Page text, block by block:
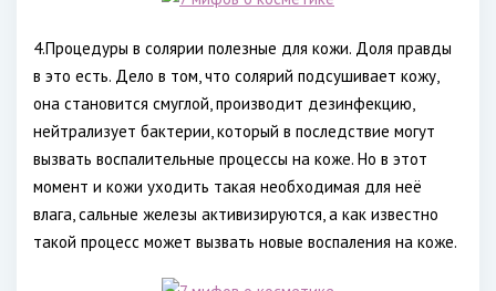
4.Процедуры в солярии полезные для кожи. Доля правды
в это есть. Дело в том, что солярий подсушивает кожу,
она становится смуглой, производит дезинфекцию,
нейтрализует бактерии, который в последствие могут
вызвать воспалительные процессы на коже. Но в этот
момент и кожи уходить такая необходимая для неё
влага, сальные железы активизируются, а как известно
такой процесс может вызвать новые воспаления на коже.